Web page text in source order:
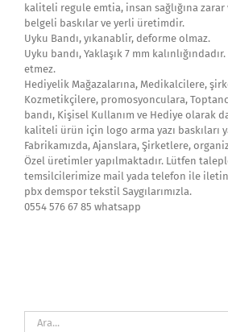
kaliteli regule emtia, insan sağlığına
belgeli baskılar ve yerli üretimdir.
Uyku Bandı, yıkanablir, deforme olmaz.
Uyku bandı, Yaklaşık 7 mm
etmez.
Hediyelik Mağazalarına, Medikalcilere,
Kozmetikçilere, promosyonculara,
bandı, Kişisel Kullanım ve Hediye olarak
kaliteli ürün için logo arma yazı baskıları
Fabrikamızda, Ajanslara, Şirketlere,
Özel üretimler yapılmaktadır. Lütfen
temsilcilerimize mail yada telefon ile
pbx demspor tekstil Saygılarımızla.
0554 576 67 85 whatsapp
Ara: